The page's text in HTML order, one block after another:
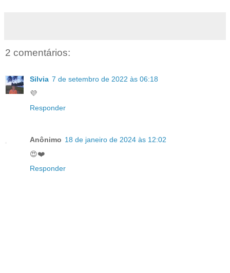
2 comentários:
Silvia 7 de setembro de 2022 às 06:18
💜
Responder
Anônimo 18 de janeiro de 2024 às 12:02
😍❤️
Responder